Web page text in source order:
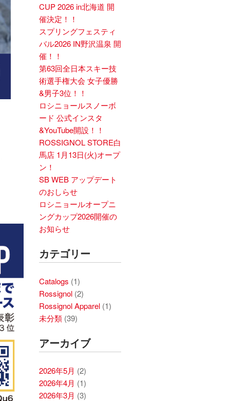
CUP 2026 in北海道 開
催決定！！
スプリングフェスティ
バル2026 IN野沢温泉 開
催！！
第63回全日本スキー技
術選手権大会 女子優勝
&男子3位！！
ロシニョールスノーボ
ード 公式インスタ
&YouTube開設！！
ROSSIGNOL STORE白
馬店 1月13日(火)オープ
ン！
SB WEB アップデート
のおしらせ
ロシニョールオープニ
ングカップ2026開催の
お知らせ
カテゴリー
Catalogs (1)
Rossignol (2)
Rossignol Apparel (1)
未分類 (39)
アーカイブ
2026年5月 (2)
2026年4月 (1)
2026年3月 (3)